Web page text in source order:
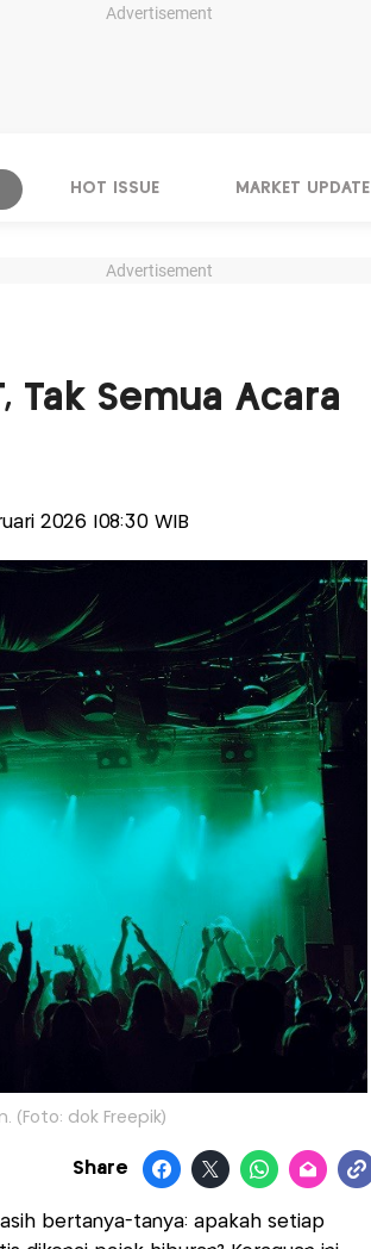
Advertisement
HOT ISSUE MARKET UPDATE
Advertisement
Tak Semua Acara
2026 |08:30 WIB
(Foto: dok Freepik)
Share
bertanya-tanya: apakah setiap